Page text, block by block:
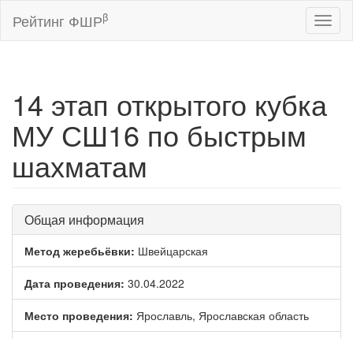
Рейтинг ФШРβ
14 этап открытого кубка
МУ СШ16 по быстрым
шахматам
Общая информация
Метод жеребьёвки: Швейцарская
Дата проведения: 30.04.2022
Место проведения: Ярославль, Ярославская область